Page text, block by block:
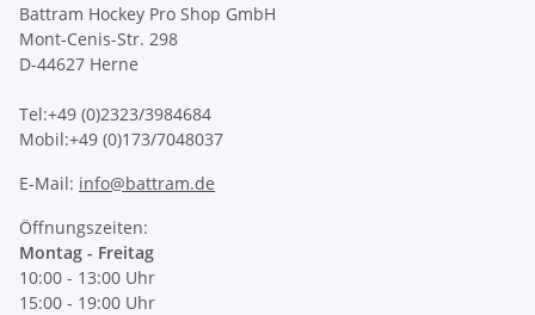
Battram Hockey Pro Shop GmbH
Mont-Cenis-Str. 298
D-44627 Herne
Tel:+49 (0)2323/3984684
Mobil:+49 (0)173/7048037
E-Mail: info@battram.de
Öffnungszeiten:
Montag - Freitag
10:00 - 13:00 Uhr
15:00 - 19:00 Uhr